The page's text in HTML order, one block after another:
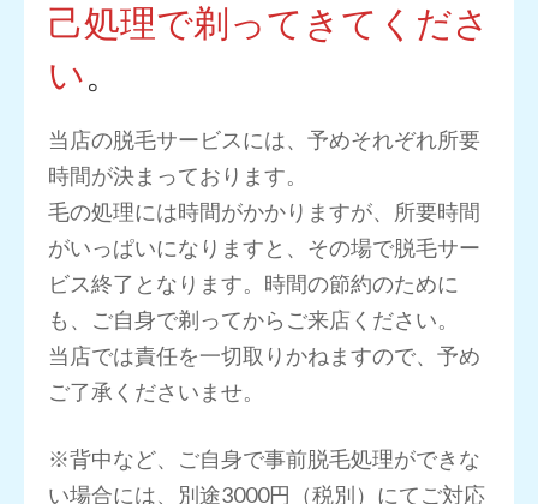
己処理で剃ってきてくださ
い。
当店の脱毛サービスには、予めそれぞれ所要
時間が決まっております。
毛の処理には時間がかかりますが、所要時間
がいっぱいになりますと、その場で脱毛サー
ビス終了となります。時間の節約のために
も、ご自身で剃ってからご来店ください。
当店では責任を一切取りかねますので、予め
ご了承くださいませ。
※背中など、ご自身で事前脱毛処理ができな
い場合には、別途3000円（税別）にてご対応